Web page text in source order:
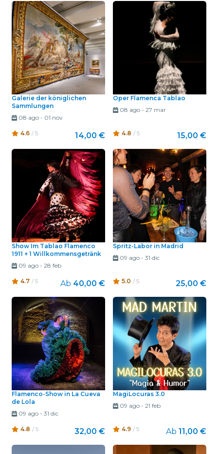
Galerie der königlichen
Sammlungen
08 ago- 01 nov
4.6 / 5 14,00 €
Oper Flamenca Tablao
08 ago- 27 mar
4.8 / 5 15,00 €
Show Im Tablao Flamenco
1911 + 1 Willkommensgetränk
09 ago- 28 feb
4.7 / 5 Ab 40,00 €
Spritz-Labor in Madrid
09 ago- 31 dic
5.0 / 5 25,00 €
Flamenco-Show in La Cueva
de Lola
09 ago- 31 dic
4.8 / 5 32,00 €
MagiLocuras 3.0
09 ago- 21 feb
4.9 / 5 Ab 11,00 €